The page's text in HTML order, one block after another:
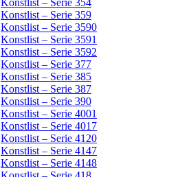
Konstlist – Serie 354
Konstlist – Serie 359
Konstlist – Serie 3590
Konstlist – Serie 3591
Konstlist – Serie 3592
Konstlist – Serie 377
Konstlist – Serie 385
Konstlist – Serie 387
Konstlist – Serie 390
Konstlist – Serie 4001
Konstlist – Serie 4017
Konstlist – Serie 4120
Konstlist – Serie 4147
Konstlist – Serie 4148